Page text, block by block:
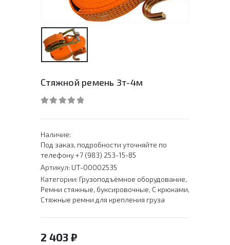
Стяжной ремень 3т-4м
Наличие:
Под заказ, подробности уточняйте по
телефону +7 (983) 253-15-85
Артикул: UT-00002535
Категории: Грузоподъёмное оборудование,
Ремни стяжные, буксировочные, С крюками,
Стяжные ремни для крепления груза
2 403 ₽